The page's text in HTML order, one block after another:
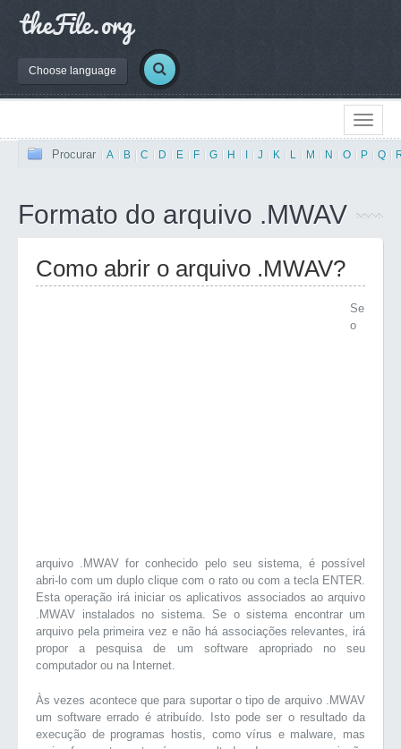
Choose language
Procurar A B C D E F G H J K L M N O P Q
Formato do arquivo .MWAV
Como abrir o arquivo .MWAV?
Se
o
arquivo .MWAV for conhecido pelo seu sistema, é possível
abri-lo com um duplo clique com o rato ou com a tecla ENTER.
Esta operação irá iniciar os aplicativos associados ao arquivo
.MWAV instalados no sistema. Se o sistema encontrar um
arquivo pela primeira vez e não há associações relevantes, irá
propor a pesquisa de um software apropriado no seu
computador ou na Internet.
Às vezes acontece que para suportar o tipo de arquivo .MWAV
um software errado é atribuído. Isto pode ser o resultado da
execução de programas hostis, como vírus e malware, mas